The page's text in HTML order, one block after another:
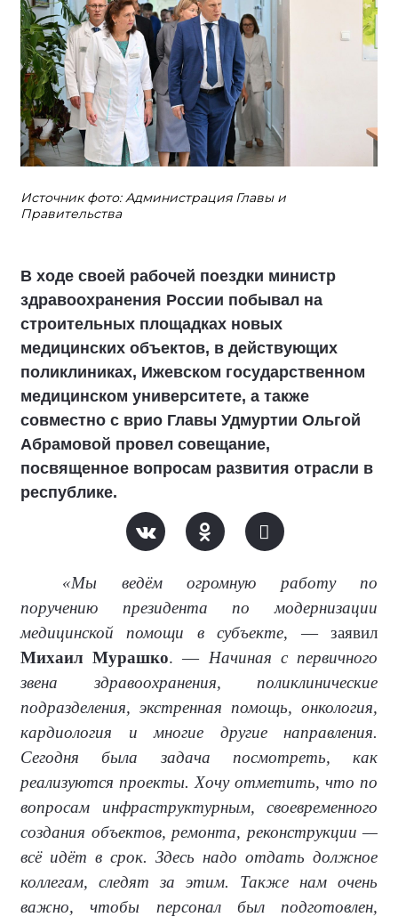
Источник фото: Администрация Главы и
Правительства
В ходе своей рабочей поездки министр
здравоохранения России побывал на
строительных площадках новых
медицинских объектов, в действующих
поликлиниках, Ижевском государственном
медицинском университете, а также
совместно с врио Главы Удмуртии Ольгой
Абрамовой провел совещание,
посвященное вопросам развития отрасли в
республике.
«Мы ведём огромную работу по
поручению президента по модернизации
медицинской помощи в субъекте, — заявил
Михаил Мурашко. — Начиная с первичного
звена здравоохранения, поликлинические
подразделения, экстренная помощь, онкология,
кардиология и многие другие направления.
Сегодня была задача посмотреть, как
реализуются проекты. Хочу отметить, что по
вопросам инфраструктурным, своевременного
создания объектов, ремонта, реконструкции —
всё идёт в срок. Здесь надо отдать должное
коллегам, следят за этим. Также нам очень
важно, чтобы персонал был подготовлен,